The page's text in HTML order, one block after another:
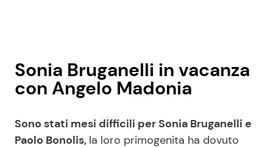
Sonia Bruganelli in vacanza
con Angelo Madonia
Sono stati mesi difficili per Sonia Bruganelli e
Paolo Bonolis, la loro primogenita ha dovuto